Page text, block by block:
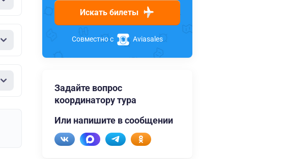
Искать билеты
Совместно с Aviasales
Задайте вопрос
координатору тура
Или напишите в сообщении